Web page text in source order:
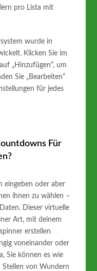
pro Lista mit
wurde in
Klicken Sie im
„Hinzufügen“, um
Sie „Bearbeiten“
für jedes
Für
eingeben oder aber
ihnen zu wählen –
Dieser virtuelle
Art, mit deinem
erstellen
voneinander oder
Sie können es wie
von Wundern